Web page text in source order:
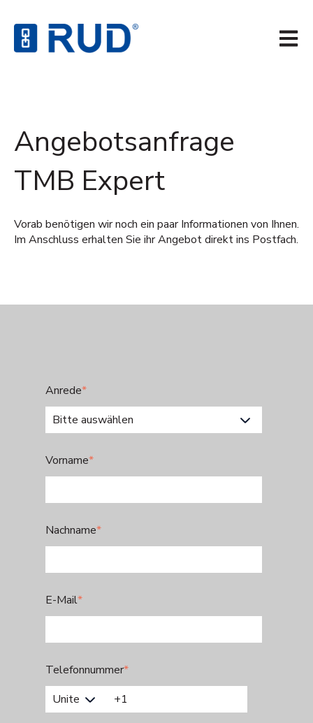
Angebotsanfrage
TMB Expert
Vorab benötigen wir noch ein paar Informationen von Ihnen.
Im Anschluss erhalten Sie ihr Angebot direkt ins Postfach.
Anrede*
Vorname*
Nachname*
E-Mail*
Telefonnummer*